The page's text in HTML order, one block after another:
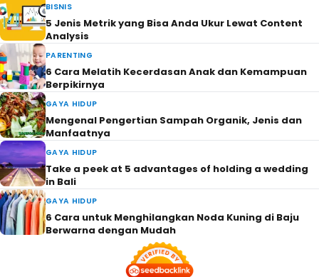
BISNIS
5 Jenis Metrik yang Bisa Anda Ukur Lewat Content
Analysis
PARENTING
6 Cara Melatih Kecerdasan Anak dan Kemampuan
Berpikirnya
GAYA HIDUP
Mengenal Pengertian Sampah Organik, Jenis dan
Manfaatnya
GAYA HIDUP
Take a peek at 5 advantages of holding a wedding
in Bali
GAYA HIDUP
6 Cara untuk Menghilangkan Noda Kuning di Baju
Berwarna dengan Mudah